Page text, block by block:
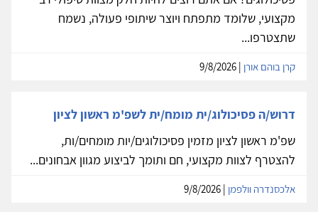
מקצועי, שלומד מתפתח ויוצר שיתופי פעולה, נשמח
שתצטרפו...
קרן בוהם אורן
דרוש/ה פסיכולוג/ית מומח/ית לשפ'מ ראשון לציון
שפ'מ ראשון לציון מזמין פסיכולוגים/יות מומחים/ות,
להצטרף לצוות מקצועי, חם ותומך לביצוע מגוון אבחונים...
אלכסנדרה וולפמן